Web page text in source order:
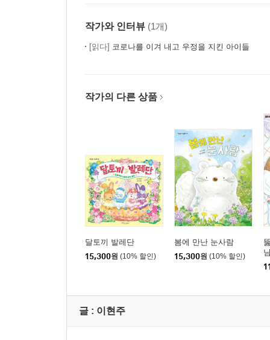
작가와 인터뷰 (1개)
[읽다] 코로나를 이겨 내고 우정을 지킨 아이들
작가의 다른 상품
달토끼 발레단
15,300원 (10% 할인)
봄에 만난 눈사람
15,300원 (10% 할인)
글 : 이현주